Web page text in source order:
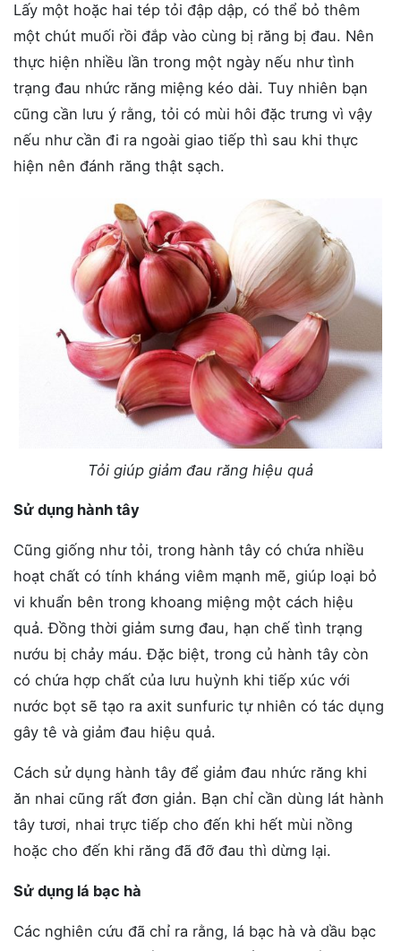
Lấy một hoặc hai tép tỏi đập dập, có thể bỏ thêm
một chút muối rồi đắp vào cùng bị răng bị đau. Nên
thực hiện nhiều lần trong một ngày nếu như tình
trạng đau nhức răng miệng kéo dài. Tuy nhiên bạn
cũng cần lưu ý rằng, tỏi có mùi hôi đặc trưng vì vậy
nếu như cần đi ra ngoài giao tiếp thì sau khi thực
hiện nên đánh răng thật sạch.
Tỏi giúp giảm đau răng hiệu quả
Sử dụng hành tây
Cũng giống như tỏi, trong hành tây có chứa nhiều
hoạt chất có tính kháng viêm mạnh mẽ, giúp loại bỏ
vi khuẩn bên trong khoang miệng một cách hiệu
quả. Đồng thời giảm sưng đau, hạn chế tình trạng
nướu bị chảy máu. Đặc biệt, trong củ hành tây còn
có chứa hợp chất của lưu huỳnh khi tiếp xúc với
nước bọt sẽ tạo ra axit sunfuric tự nhiên có tác dụng
gây tê và giảm đau hiệu quả.
Cách sử dụng hành tây để giảm đau nhức răng khi
ăn nhai cũng rất đơn giản. Bạn chỉ cần dùng lát hành
tây tươi, nhai trực tiếp cho đến khi hết mùi nồng
hoặc cho đến khi răng đã đỡ đau thì dừng lại.
Sử dụng lá bạc hà
Các nghiên cứu đã chỉ ra rằng, lá bạc hà và dầu bạc